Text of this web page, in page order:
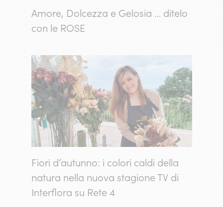
Amore, Dolcezza e Gelosia … ditelo
con le ROSE
Fiori d’autunno: i colori caldi della
natura nella nuova stagione TV di
Interflora su Rete 4